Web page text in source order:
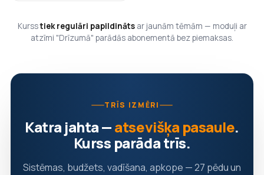
Kursstiek regulāri papildinātsar jaunām tēmām — moduļi ar
atzīmi "Drīzumā" parādās abonementā bez piemaksas.
TRĪS IZMĒRI
Katra jahta —atsevišķa pasaule.
Kurss parāda trīs.
Sistēmas, budžets, vadīšana, apkope — 27 pēdu un